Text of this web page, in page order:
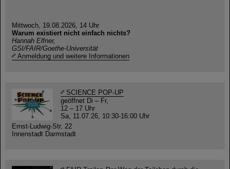
Mittwoch, 19.08.2026, 14 Uhr
Warum existiert nicht einfach nichts?
Hannah Elfner,
GSI/FAIR/Goethe-Universität
Anmeldung und weitere Informationen
SCIENCE POP-UP
geöffnet Di – Fr,
12 – 17 Uhr
Sa, 11.07.26, 10:30-16:00 Uhr
Ernst-Ludwig-Str. 22
Innenstadt Darmstadt